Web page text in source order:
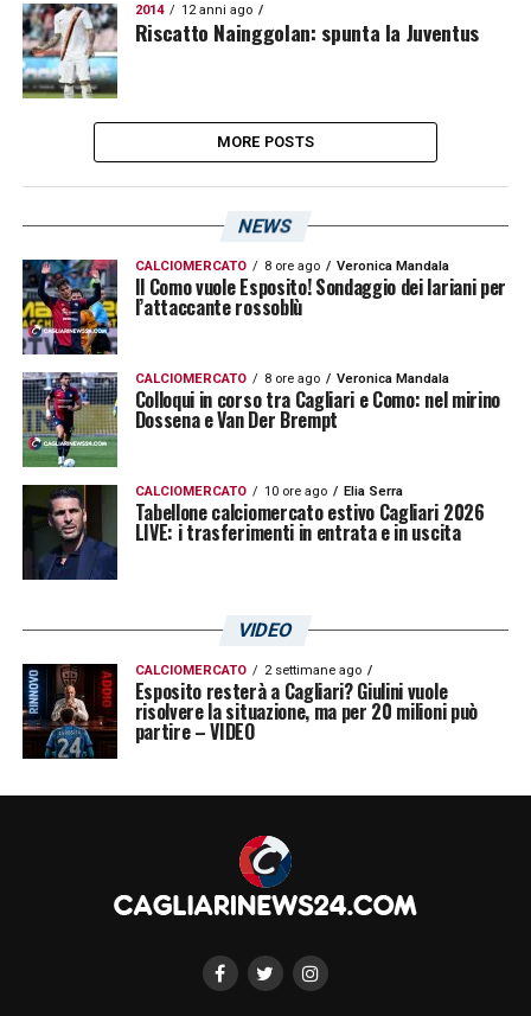
2014 12 anni ago
Riscatto Nainggolan: spunta la Juventus
MORE POSTS
NEWS
CALCIOMERCATO 8 ore ago Veronica Mandala
Il Como vuole Esposito! Sondaggio dei lariani per
l’attaccante rossoblù
CALCIOMERCATO 8 ore ago Veronica Mandala
Colloqui in corso tra Cagliari e Como: nel mirino
Dossena e Van Der Brempt
CALCIOMERCATO 10 ore ago Elia Serra
Tabellone calciomercato estivo Cagliari 2026
LIVE: i trasferimenti in entrata e in uscita
VIDEO
CALCIOMERCATO 2 settimane ago
Esposito resterà a Cagliari? Giulini vuole
risolvere la situazione, ma per 20 milioni può
partire – VIDEO